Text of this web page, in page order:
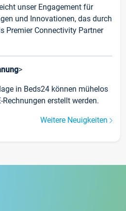
unser Engagement für
und Innovationen, das durch
Premier Connectivity Partner
>
in Beds24 können mühelos
Rechnungen erstellt werden.
Weitere Neuigkeiten